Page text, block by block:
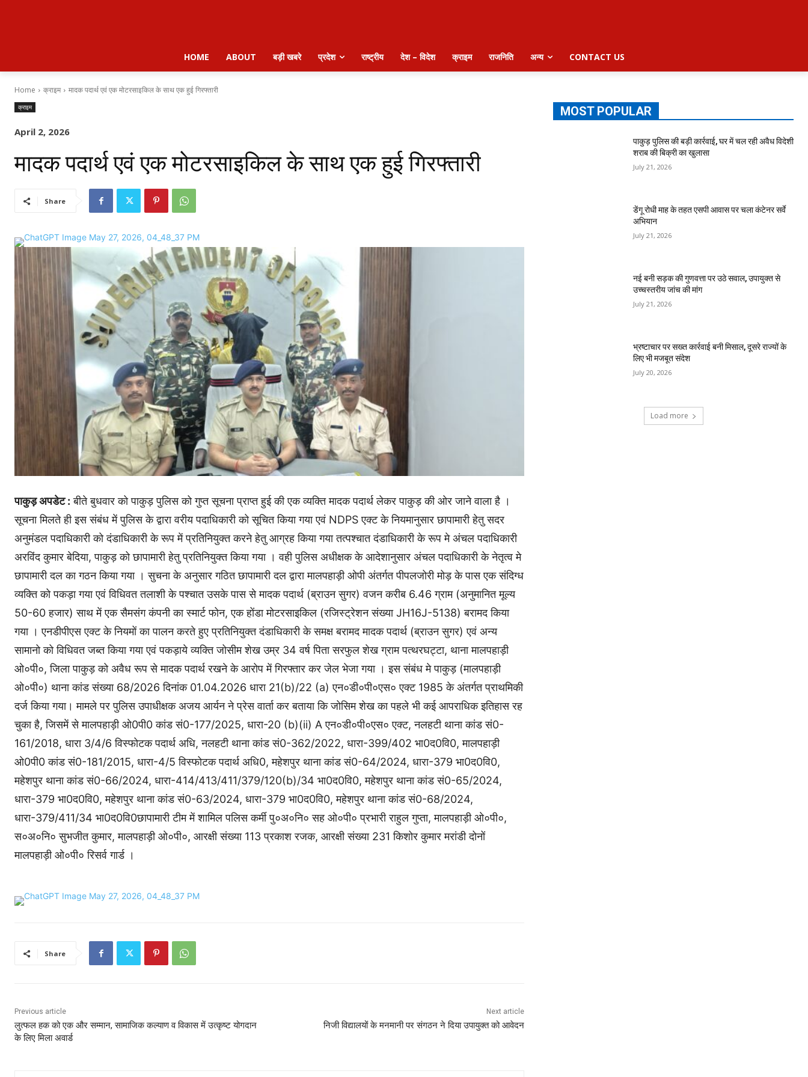
HOME ABOUT बड़ी खबरे प्रदेश राष्ट्रीय देश – विदेश क्राइम राजनिति अन्य CONTACT US
Home क्राइम मादक पदार्थ एवं एक मोटरसाइकिल के साथ एक हुई गिरफ्तारी
क्राइम
April 2, 2026
मादक पदार्थ एवं एक मोटरसाइकिल के साथ एक हुई गिरफ्तारी
Share
पाकुड़ अपडेट : बीते बुधवार को पाकुड़ पुलिस को गुप्त सूचना प्राप्त हुई की एक व्यक्ति मादक पदार्थ लेकर पाकुड़ की ओर जाने वाला है ।
सूचना मिलते ही इस संबंध में पुलिस के द्वारा वरीय पदाधिकारी को सूचित किया गया एवं NDPS एक्ट के नियमानुसार छापामारी हेतु सदर
अनुमंडल पदाधिकारी को दंडाधिकारी के रूप में प्रतिनियुक्त करने हेतु आग्रह किया गया तत्पश्चात दंडाधिकारी के रूप मे अंचल पदाधिकारी
अरविंद कुमार बेदिया, पाकुड़ को छापामारी हेतु प्रतिनियुक्त किया गया । वही पुलिस अधीक्षक के आदेशानुसार अंचल पदाधिकारी के नेतृत्व मे
छापामारी दल का गठन किया गया । सुचना के अनुसार गठित छापामारी दल द्वारा मालपहाड़ी ओपी अंतर्गत पीपलजोरी मोड़ के पास एक संदिग्ध
व्यक्ति को पकड़ा गया एवं विधिवत तलाशी के पश्चात उसके पास से मादक पदार्थ (ब्राउन सुगर) वजन करीब 6.46 ग्राम (अनुमानित मूल्य
50-60 हजार) साथ में एक सैमसंग कंपनी का स्मार्ट फोन, एक होंडा मोटरसाइकिल (रजिस्ट्रेशन संख्या JH16J-5138) बरामद किया
गया । एनडीपीएस एक्ट के नियमों का पालन करते हुए प्रतिनियुक्त दंडाधिकारी के समक्ष बरामद मादक पदार्थ (ब्राउन सुगर) एवं अन्य
सामानो को विधिवत जब्त किया गया एवं पकड़ाये व्यक्ति जोसीम शेख उम्र 34 वर्ष पिता सरफुल शेख ग्राम पत्थरघट्टा, थाना मालपहाड़ी
ओ०पी०, जिला पाकुड़ को अवैध रूप से मादक पदार्थ रखने के आरोप में गिरफ्तार कर जेल भेजा गया । इस संबंध मे पाकुड़ (मालपहाड़ी
ओ०पी०) थाना कांड संख्या 68/2026 दिनांक 01.04.2026 धारा 21(b)/22 (a) एन०डी०पी०एस० एक्ट 1985 के अंतर्गत प्राथमिकी
दर्ज किया गया। मामले पर पुलिस उपाधीक्षक अजय आर्यन ने प्रेस वार्ता कर बताया कि जोसिम शेख का पहले भी कई आपराधिक इतिहास रह
चुका है, जिसमें से मालपहाड़ी ओ0पी0 कांड सं0-177/2025, धारा-20 (b)(ii) A एन०डी०पी०एस० एक्ट, नलहटी थाना कांड सं0-
161/2018, धारा 3/4/6 विस्फोटक पदार्थ अधि, नलहटी थाना कांड सं0-362/2022, धारा-399/402 भा0द0वि0, मालपहाड़ी
ओ0पी0 कांड सं0-181/2015, धारा-4/5 विस्फोटक पदार्थ अधि0, महेशपुर थाना कांड सं0-64/2024, धारा-379 भा0द0वि0,
महेशपुर थाना कांड सं0-66/2024, धारा-414/413/411/379/120(b)/34 भा0द0वि0, महेशपुर थाना कांड सं0-65/2024,
धारा-379 भा0द0वि0, महेशपुर थाना कांड सं0-63/2024, धारा-379 भा0द0वि0, महेशपुर थाना कांड सं0-68/2024,
धारा-379/411/34 भा0द0वि0छापामारी टीम में शामिल पलिस कर्मी पु०अ०नि० सह ओ०पी० प्रभारी राहुल गुप्ता, मालपहाड़ी ओ०पी०,
स०अ०नि० सुभजीत कुमार, मालपहाड़ी ओ०पी०, आरक्षी संख्या 113 प्रकाश रजक, आरक्षी संख्या 231 किशोर कुमार मरांडी दोनों
मालपहाड़ी ओ०पी० रिसर्व गार्ड ।
Share
Previous article
लुत्फल हक को एक और सम्मान, सामाजिक कल्याण व विकास में उत्कृष्ट योगदान
के लिए मिला अवार्ड
Next article
निजी विद्यालयों के मनमानी पर संगठन ने दिया उपायुक्त को आवेदन
MOST POPULAR
पाकुड़ पुलिस की बड़ी कार्रवाई, घर में चल रही अवैध विदेशी
शराब की बिक्री का खुलासा
July 21, 2026
डेंगू रोधी माह के तहत एसपी आवास पर चला कंटेनर सर्वे
अभियान
July 21, 2026
नई बनी सड़क की गुणवत्ता पर उठे सवाल, उपायुक्त से
उच्चस्तरीय जांच की मांग
July 21, 2026
भ्रष्टाचार पर सख्त कार्रवाई बनी मिसाल, दूसरे राज्यों के
लिए भी मजबूत संदेश
July 20, 2026
Load more